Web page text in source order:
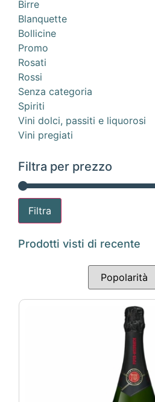
Birre
Blanquette
Bollicine
Promo
Rosati
Rossi
Senza categoria
Spiriti
Vini dolci, passiti e liquorosi
Vini pregiati
Filtra per prezzo
Filtra
Prodotti visti di recente